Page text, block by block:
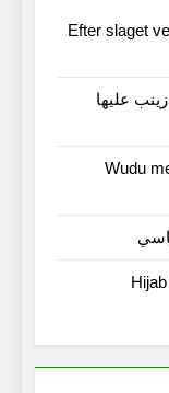
Efter slaget
عليها
Wudu